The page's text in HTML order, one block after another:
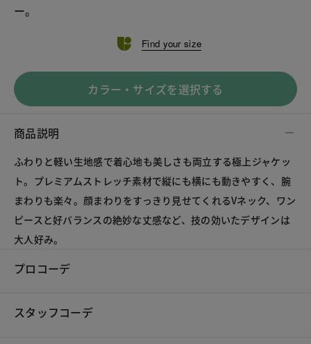
ー。
Find your size
カラー・サイズを選択する
商品説明
ふわりと軽い生地感で着心地も美しさも両立する極上ジャケッ
ト。プレミアムストレッチ素材で縦にも横にも動きやすく、腕
まわりも楽々。顔まわりをすっきり見せてくれるVネック、ワン
ピースと好バランスの絶妙な丈感など、技の効いたデザインは
大人好み。
プロコーデ
スタッフコーデ